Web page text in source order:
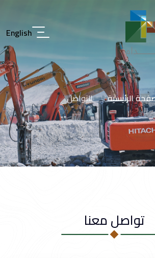
English
الرئيسية للتواصل
تواصل معنا